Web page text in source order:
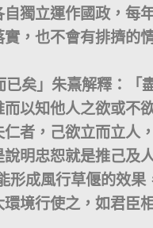
獨立運作國政，每
，也不會有排擠的
」朱熹解釋：「
以知他人之欲或不
者，己欲立而立人
明忠恕就是推己及
成風行草偃的效果
境行使之，如君臣